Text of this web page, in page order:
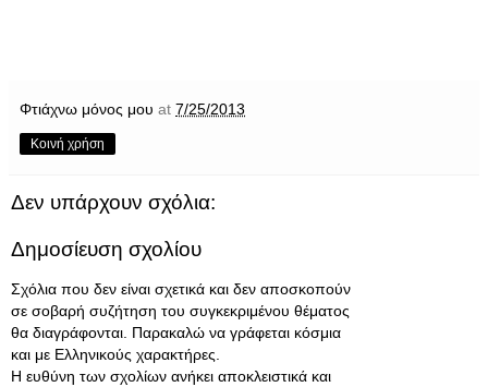
Φτιάχνω μόνος μου at 7/25/2013
Κοινή χρήση
Δεν υπάρχουν σχόλια:
Δημοσίευση σχολίου
Σχόλια που δεν είναι σχετικά και δεν αποσκοπούν
σε σοβαρή συζήτηση του συγκεκριμένου θέματος
θα διαγράφονται. Παρακαλώ να γράφεται κόσμια
και με Ελληνικούς χαρακτήρες.
Η ευθύνη των σχολίων ανήκει αποκλειστικά και